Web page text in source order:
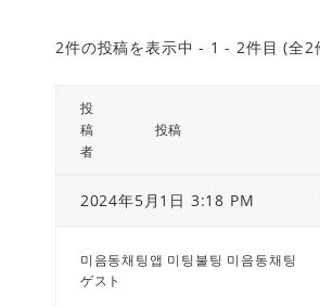
2件の投稿を表示中 - 1 - 2件目 (全2
投
稿
者
投稿
2024年5月1日 3:18 PM
미음동채팅앱 미팅불팅 미음동채팅
ゲスト